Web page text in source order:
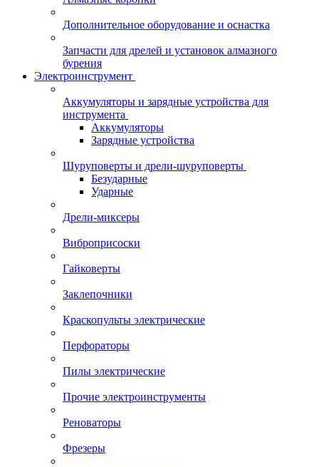
Дополнительное оборудование и оснастка
Запчасти для дрелей и установок алмазного
бурения
Электроинструмент
Аккумуляторы и зарядные устройства для
инструмента
Аккумуляторы
Зарядные устройства
Шуруповерты и дрели-шуруповерты
Безударные
Ударные
Дрели-миксеры
Виброприсоски
Гайковерты
Заклепочники
Краскопульты электрические
Перфораторы
Пилы электрические
Прочие электроинструменты
Реноваторы
Фрезеры